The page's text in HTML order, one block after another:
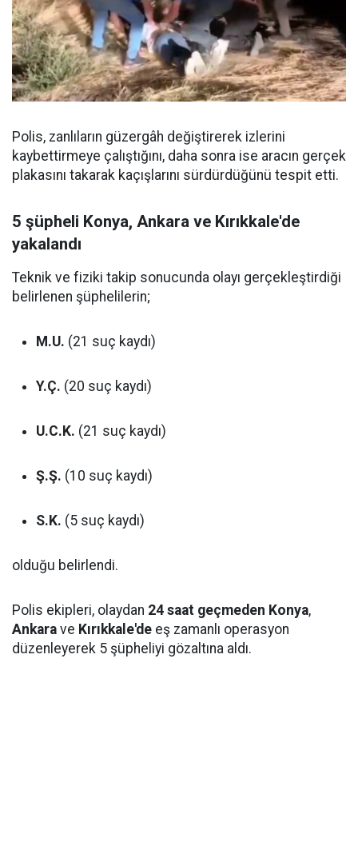
Polis, zanlıların güzergâh değiştirerek izlerini
kaybettirmeye çalıştığını, daha sonra ise aracın gerçek
plakasını takarak kaçışlarını sürdürdüğünü tespit etti.
5 şüpheli Konya, Ankara ve Kırıkkale'de
yakalandı
Teknik ve fiziki takip sonucunda olayı gerçekleştirdiği
belirlenen şüphelilerin;
M.U. (21 suç kaydı)
Y.Ç. (20 suç kaydı)
U.C.K. (21 suç kaydı)
Ş.Ş. (10 suç kaydı)
S.K. (5 suç kaydı)
olduğu belirlendi.
Polis ekipleri, olaydan 24 saat geçmeden Konya,
Ankara ve Kırıkkale'de eş zamanlı operasyon
düzenleyerek 5 şüpheliyi gözaltına aldı.